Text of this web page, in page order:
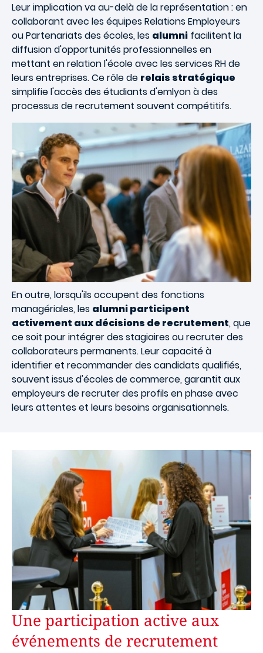
Leur implication va au-delà de la représentation : en
collaborant avec les équipes Relations Employeurs
ou Partenariats des écoles, les alumni facilitent la
diffusion d'opportunités professionnelles en
mettant en relation l'école avec les services RH de
leurs entreprises. Ce rôle de relais stratégique
simplifie l'accès des étudiants d'emlyon à des
processus de recrutement souvent compétitifs.
En outre, lorsqu'ils occupent des fonctions
managériales, les alumni participent
activement aux décisions de recrutement, que
ce soit pour intégrer des stagiaires ou recruter des
collaborateurs permanents. Leur capacité à
identifier et recommander des candidats qualifiés,
souvent issus d'écoles de commerce, garantit aux
employeurs de recruter des profils en phase avec
leurs attentes et leurs besoins organisationnels.
Une participation active aux
événements de recrutement